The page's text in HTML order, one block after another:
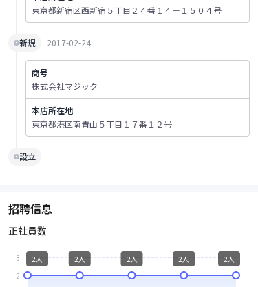
東京都新宿区西新宿５丁目２４番１４－１５０４号
新規 2017-02-24
商号
株式会社マジック
本店所在地
東京都港区南青山５丁目１７番１２号
設立
招聘信息
正社員数
2
3 2人 2人 2人 2人 2人